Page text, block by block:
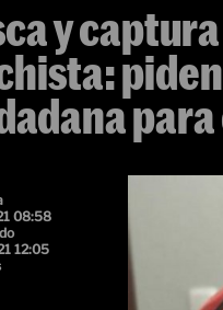
y
08:58
12:05